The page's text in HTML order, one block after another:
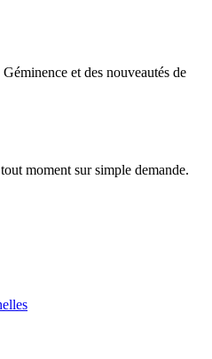
et des nouveautés de
moment sur simple demande.